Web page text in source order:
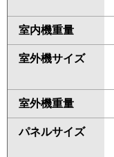
室内機重量
室外機サイズ
室外機重量
パネルサイズ